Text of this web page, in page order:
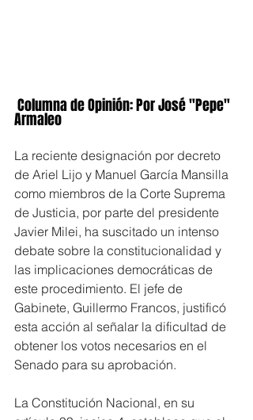
Columna de Opinión: Por José "Pepe"
Armaleo
La reciente designación por decreto
de Ariel Lijo y Manuel García Mansilla
como miembros de la Corte Suprema
de Justicia, por parte del presidente
Javier Milei, ha suscitado un intenso
debate sobre la constitucionalidad y
las implicaciones democráticas de
este procedimiento. El jefe de
Gabinete, Guillermo Francos, justificó
esta acción al señalar la dificultad de
obtener los votos necesarios en el
Senado para su aprobación.
La Constitución Nacional, en su